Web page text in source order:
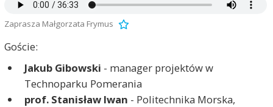
Zaprasza Małgorzata Frymus
Goście:
Jakub Gibowski - manager projektów w
Technoparku Pomerania
prof. Stanisław Iwan - Politechnika Morska,